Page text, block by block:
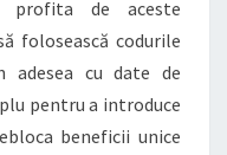
profita de aceste
folosească codurile
adesea cu date de
pentru a introduce
beneficii unice